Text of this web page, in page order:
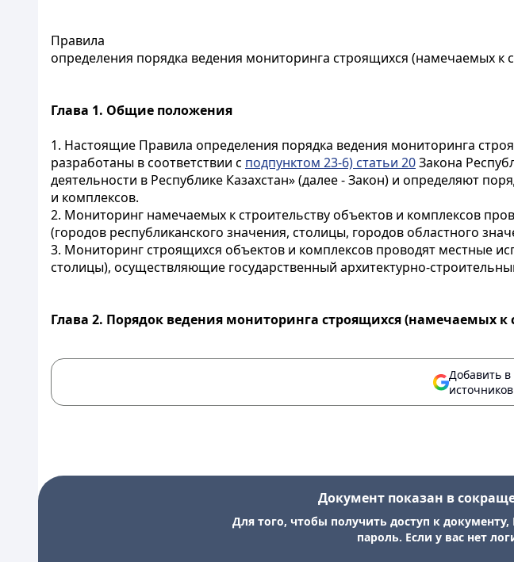
Правила
определения порядка ведения мониторинга строящихся (намечаемых к
Глава 1. Общие положения
1. Настоящие Правила определения порядка ведения мониторинга
разработаны в соответствии с подпунктом 23-6) статьи 20Закона
деятельности в Республике Казахстан» (далее - Закон) и определяют
и комплексов.
2. Мониторинг намечаемых к строительству объектов и комплексов
(городов республиканского значения, столицы, городов областного
3. Мониторинг строящихся объектов и комплексов проводят местные
столицы), осуществляющие государственный архитектурно-
Глава 2. Порядок ведения мониторинга строящихся (намечаемых к
Добавить
Документ показан в
Для того, чтобы получить доступ к
пароль. Если у вас нет